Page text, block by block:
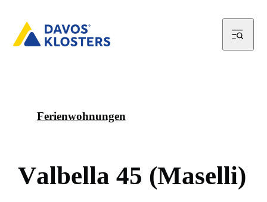
Ferienwohnungen
Valbella 45 (Maselli)